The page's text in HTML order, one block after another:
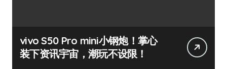
vivo S50 Pro mini小钢炮！掌心
装下资讯宇宙，潮玩不设限！